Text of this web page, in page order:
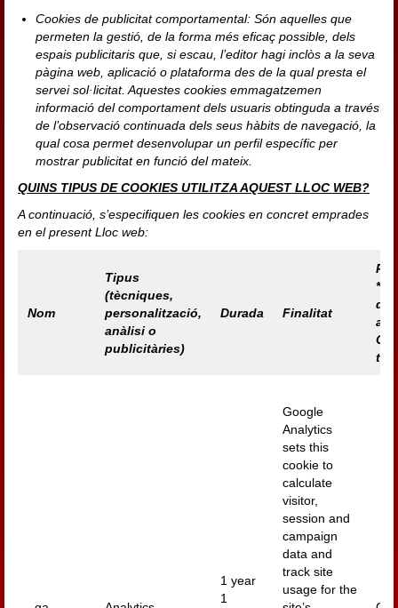
Cookies de publicitat comportamental: Són aquelles que
permeten la gestió, de la forma més eficaç possible, dels
espais publicitaris que, si escau, l’editor hagi inclòs a la seva
pàgina web, aplicació o plataforma des de la qual presta el
servei sol·licitat. Aquestes cookies emmagatzemen
informació del comportament dels usuaris obtinguda a través
de l’observació continuada dels seus hàbits de navegació, la
qual cosa permet desenvolupar un perfil específic per
mostrar publicitat en funció del mateix.
QUINS TIPUS DE COOKIES UTILITZA AQUEST LLOC WEB?
A continuació, s’especifiquen les cookies en concret emprades
en el present Lloc web:
Nom
Tipus
(tècniques,
personalització,
anàlisi o
publicitàries)
Durada Finalitat
del
a
1 year
1
Google
Analytics
sets this
cookie to
calculate
visitor,
session and
campaign
data and
track site
usage for the